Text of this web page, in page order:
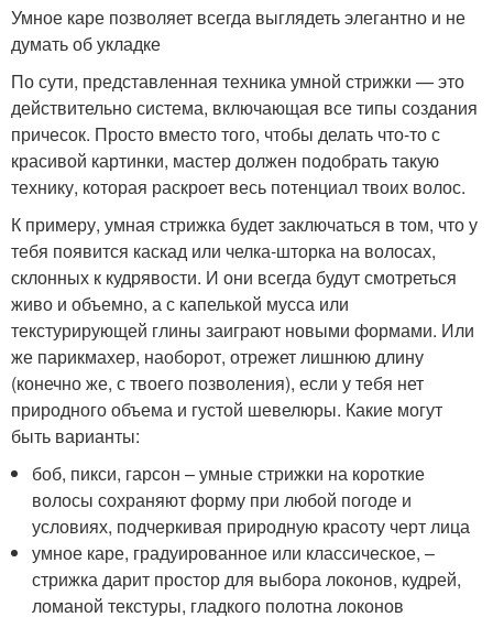
Умное каре позволяет всегда выглядеть элегантно и не
думать об укладке
По сути, представленная техника умной стрижки — это
действительно система, включающая все типы создания
причесок. Просто вместо того, чтобы делать что-то с
красивой картинки, мастер должен подобрать такую
технику, которая раскроет весь потенциал твоих волос.
К примеру, умная стрижка будет заключаться в том, что у
тебя появится каскад или челка-шторка на волосах,
склонных к кудрявости. И они всегда будут смотреться
живо и объемно, а с капелькой мусса или
текстурирующей глины заиграют новыми формами. Или
же парикмахер, наоборот, отрежет лишнюю длину
(конечно же, с твоего позволения), если у тебя нет
природного объема и густой шевелюры. Какие могут
быть варианты:
боб, пикси, гарсон – умные стрижки на короткие
волосы сохраняют форму при любой погоде и
условиях, подчеркивая природную красоту черт лица
умное каре, градуированное или классическое, –
стрижка дарит простор для выбора локонов, кудрей,
ломаной текстуры, гладкого полотна локонов